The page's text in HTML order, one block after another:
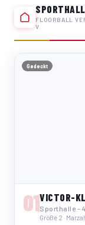
FLOORBALL
V.
Gedeckt
01VICTOR-
Sporthalle -
Größe 2 ·